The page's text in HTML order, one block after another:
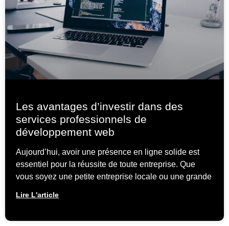
Les avantages d’investir dans des
services professionnels de
développement web
Aujourd’hui, avoir une présence en ligne solide est
essentiel pour la réussite de toute entreprise. Que
vous soyez une petite entreprise locale ou une grande
Lire L'article